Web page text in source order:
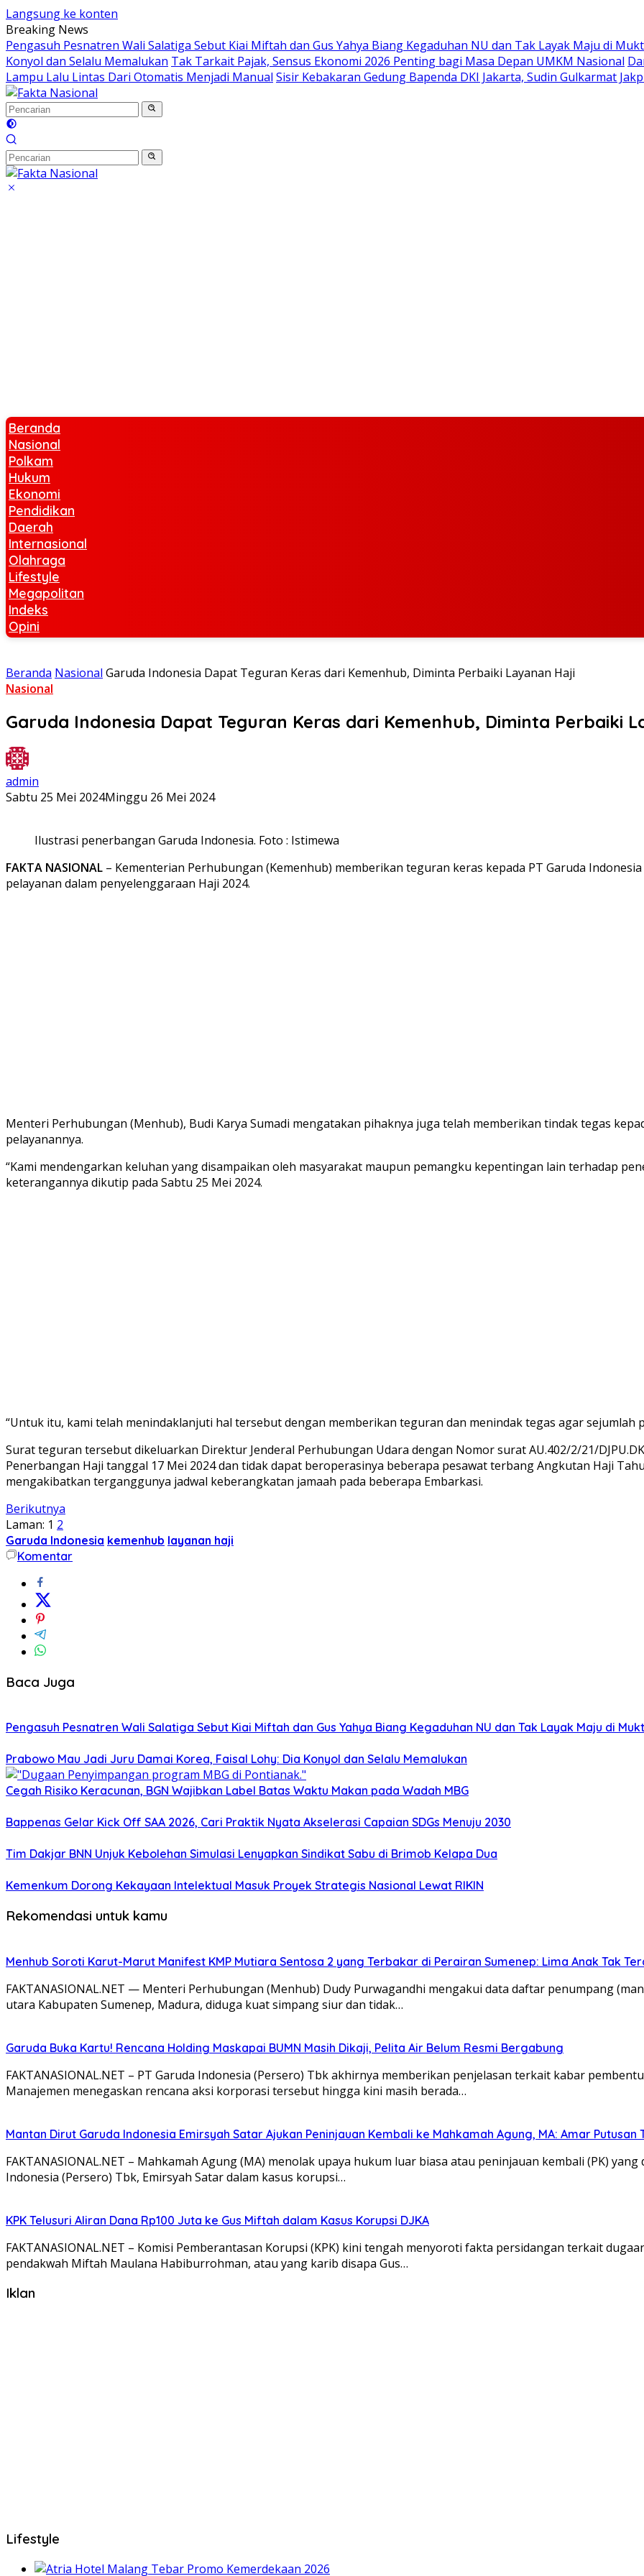
Langsung ke konten
Breaking News
Pengasuh Pesnatren Wali Salatiga Sebut Kiai Miftah dan Gus Yahya Biang Kegaduhan NU dan Tak Layak Maju di
Konyol dan Selalu Memalukan Tak Tarkait Pajak, Sensus Ekonomi 2026 Penting bagi Masa Depan UMKM Nasional
Lampu Lalu Lintas Dari Otomatis Menjadi Manual Sisir Kebakaran Gedung Bapenda DKI Jakarta, Sudin Gulkarmat
Beranda
Nasional
Polkam
Hukum
Ekonomi
Pendidikan
Daerah
Internasional
Olahraga
Lifestyle
Megapolitan
Indeks
Opini
Beranda Nasional Garuda Indonesia Dapat Teguran Keras dari Kemenhub, Diminta Perbaiki Layanan Haji
Nasional
Garuda Indonesia Dapat Teguran Keras dari Kemenhub, Diminta Perbaiki
admin
Sabtu 25 Mei 2024Minggu 26 Mei 2024
Ilustrasi penerbangan Garuda Indonesia. Foto : Istimewa
FAKTA NASIONAL – Kementerian Perhubungan (Kemenhub) memberikan teguran keras kepada PT Garuda
pelayanan dalam penyelenggaraan Haji 2024.
Menteri Perhubungan (Menhub), Budi Karya Sumadi mengatakan pihaknya juga telah memberikan tindak tegas
pelayanannya.
“Kami mendengarkan keluhan yang disampaikan oleh masyarakat maupun pemangku kepentingan lain terhadap
keterangannya dikutip pada Sabtu 25 Mei 2024.
“Untuk itu, kami telah menindaklanjuti hal tersebut dengan memberikan teguran dan menindak tegas agar sejumlah
Surat teguran tersebut dikeluarkan Direktur Jenderal Perhubungan Udara dengan Nomor surat AU.402/2/21/
Penerbangan Haji tanggal 17 Mei 2024 dan tidak dapat beroperasinya beberapa pesawat terbang Angkutan Haji
mengakibatkan terganggunya jadwal keberangkatan jamaah pada beberapa Embarkasi.
Berikutnya
Laman: 1 2
Garuda Indonesia kemenhub layanan haji
Komentar
Baca Juga
Pengasuh Pesnatren Wali Salatiga Sebut Kiai Miftah dan Gus Yahya Biang Kegaduhan NU dan Tak Layak Maju di
Prabowo Mau Jadi Juru Damai Korea, Faisal Lohy: Dia Konyol dan Selalu Memalukan
Cegah Risiko Keracunan, BGN Wajibkan Label Batas Waktu Makan pada Wadah MBG
Bappenas Gelar Kick Off SAA 2026, Cari Praktik Nyata Akselerasi Capaian SDGs Menuju 2030
Tim Dakjar BNN Unjuk Kebolehan Simulasi Lenyapkan Sindikat Sabu di Brimob Kelapa Dua
Kemenkum Dorong Kekayaan Intelektual Masuk Proyek Strategis Nasional Lewat RIKIN
Rekomendasi untuk kamu
Menhub Soroti Karut-Marut Manifest KMP Mutiara Sentosa 2 yang Terbakar di Perairan Sumenep: Lima Anak Tak
FAKTANASIONAL.NET — Menteri Perhubungan (Menhub) Dudy Purwagandhi mengakui data daftar penumpang
utara Kabupaten Sumenep, Madura, diduga kuat simpang siur dan tidak…
Garuda Buka Kartu! Rencana Holding Maskapai BUMN Masih Dikaji, Pelita Air Belum Resmi Bergabung
FAKTANASIONAL.NET – PT Garuda Indonesia (Persero) Tbk akhirnya memberikan penjelasan terkait kabar
Manajemen menegaskan rencana aksi korporasi tersebut hingga kini masih berada…
Mantan Dirut Garuda Indonesia Emirsyah Satar Ajukan Peninjauan Kembali ke Mahkamah Agung, MA: Amar Putusan
FAKTANASIONAL.NET – Mahkamah Agung (MA) menolak upaya hukum luar biasa atau peninjauan kembali (PK)
Indonesia (Persero) Tbk, Emirsyah Satar dalam kasus korupsi…
KPK Telusuri Aliran Dana Rp100 Juta ke Gus Miftah dalam Kasus Korupsi DJKA
FAKTANASIONAL.NET – Komisi Pemberantasan Korupsi (KPK) kini tengah menyoroti fakta persidangan terkait
pendakwah Miftah Maulana Habiburrohman, atau yang karib disapa Gus…
Iklan
Lifestyle